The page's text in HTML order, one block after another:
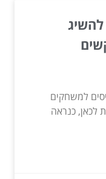
למשחקים
לכאן, כנראה